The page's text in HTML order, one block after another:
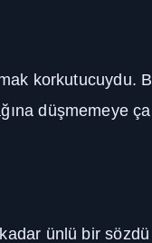
korkutucuydu.
düşmemeye
ünlü bir